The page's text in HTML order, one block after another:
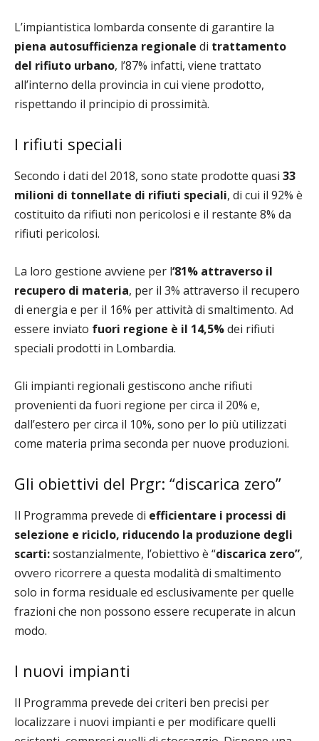
L’impiantistica lombarda consente di garantire la
piena autosufficienza regionale di trattamento
del rifiuto urbano, l’87% infatti, viene trattato
all’interno della provincia in cui viene prodotto,
rispettando il principio di prossimità.
I rifiuti speciali
Secondo i dati del 2018, sono state prodotte quasi 33
milioni di tonnellate di rifiuti speciali, di cui il 92% è
costituito da rifiuti non pericolosi e il restante 8% da
rifiuti pericolosi.
La loro gestione avviene per l‘81% attraverso il
recupero di materia, per il 3% attraverso il recupero
di energia e per il 16% per attività di smaltimento. Ad
essere inviato fuori regione è il 14,5%dei rifiuti
speciali prodotti in Lombardia.
Gli impianti regionali gestiscono anche rifiuti
provenienti da fuori regione per circa il 20% e,
dall’estero per circa il 10%, sono per lo più utilizzati
come materia prima seconda per nuove produzioni.
Gli obiettivi del Prgr: “discarica zero”
Il Programma prevede di efficientare i processi di
selezione e riciclo, riducendo la produzione degli
scarti:sostanzialmente, l’obiettivo è “discarica zero”,
ovvero ricorrere a questa modalità di smaltimento
solo in forma residuale ed esclusivamente per quelle
frazioni che non possono essere recuperate in alcun
modo.
I nuovi impianti
Il Programma prevede dei criteri ben precisi per
localizzare i nuovi impianti e per modificare quelli